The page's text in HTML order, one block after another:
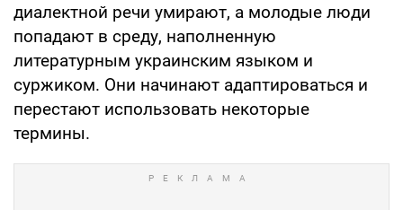
диалектной речи умирают, а молодые люди
попадают в среду, наполненную
литературным украинским языком и
суржиком. Они начинают адаптироваться и
перестают использовать некоторые
термины.